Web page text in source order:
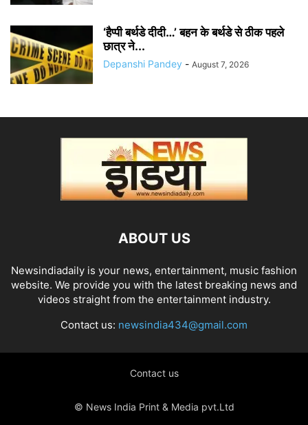
‘हैप्पी बर्थडे दीदी…’ बहन के बर्थडे से ठीक पहले
छात्र ने...
Depanshi Pandey - August 7, 2026
ABOUT US
Newsindiadaily is your news, entertainment, music fashion
website. We provide you with the latest breaking news and
videos straight from the entertainment industry.
Contact us: newsindia434@gmail.com
Contact us
© News India Print & Media pvt.Ltd